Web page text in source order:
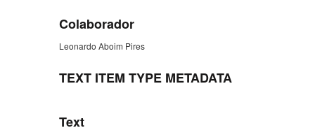
Colaborador
Leonardo Aboim Pires
TEXT ITEM TYPE METADATA
Text